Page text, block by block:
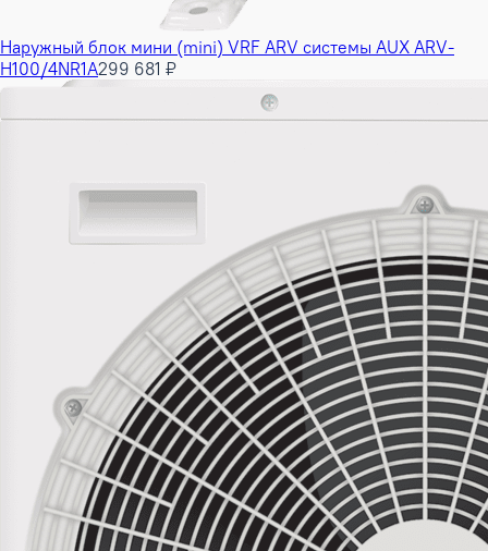
Наружный блок мини (mini) VRF ARV системы AUX ARV-
H100/4NR1A299 681 ₽